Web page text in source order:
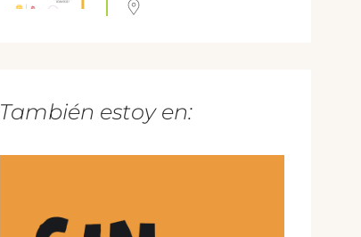
También estoy en: